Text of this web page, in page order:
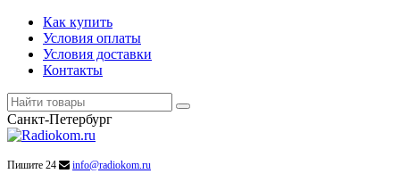
Как купить
Условия оплаты
Условия доставки
Контакты
Санкт-Петербург
Пишите 24 info@radiokom.ru